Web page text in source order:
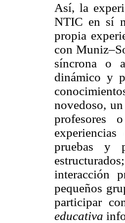
Así, la
NTIC en sí
propia
con
síncrona o
dinámico y
novedoso,
profesores
pruebas y
interacción
pequeños
participar
educativa